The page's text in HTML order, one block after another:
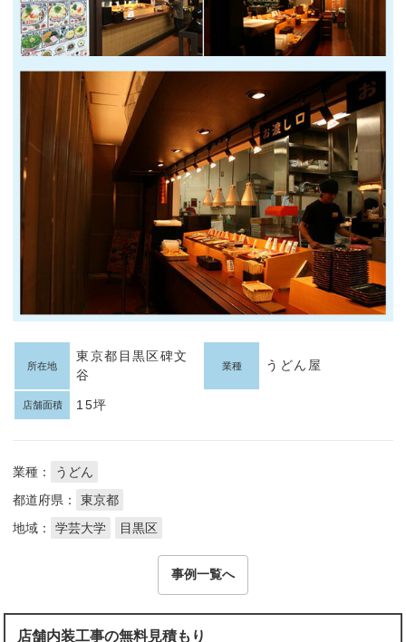
所在地
東京都目黒区碑文
谷
業種 うどん屋
店舗面積 15坪
業種：
うどん
都道府県：
東京都
地域：
学芸大学 目黒区
事例一覧へ
店舗内装工事の無料見積もり